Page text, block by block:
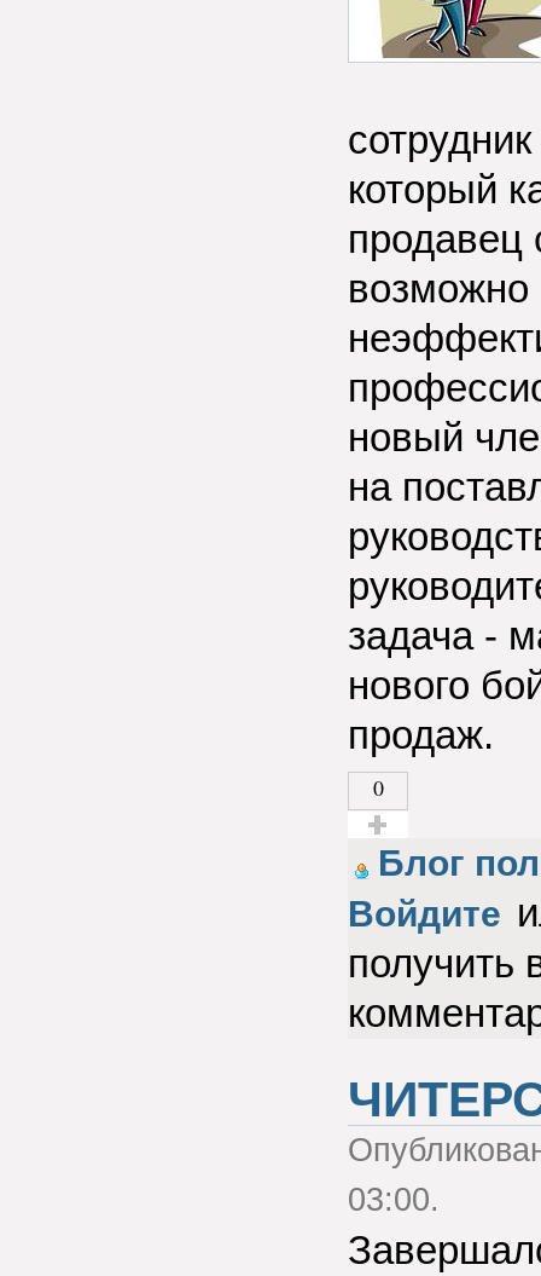
который
продавец
возможно
новый
на
задача -
нового
продаж.
0
Голос за!
Блог
Войдите
получить
03:00.